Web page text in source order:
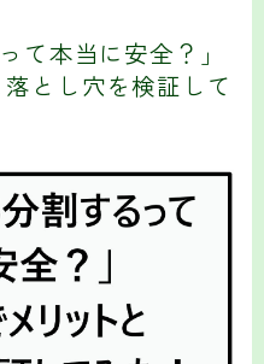
て本当に安全？」
とし穴を検証して